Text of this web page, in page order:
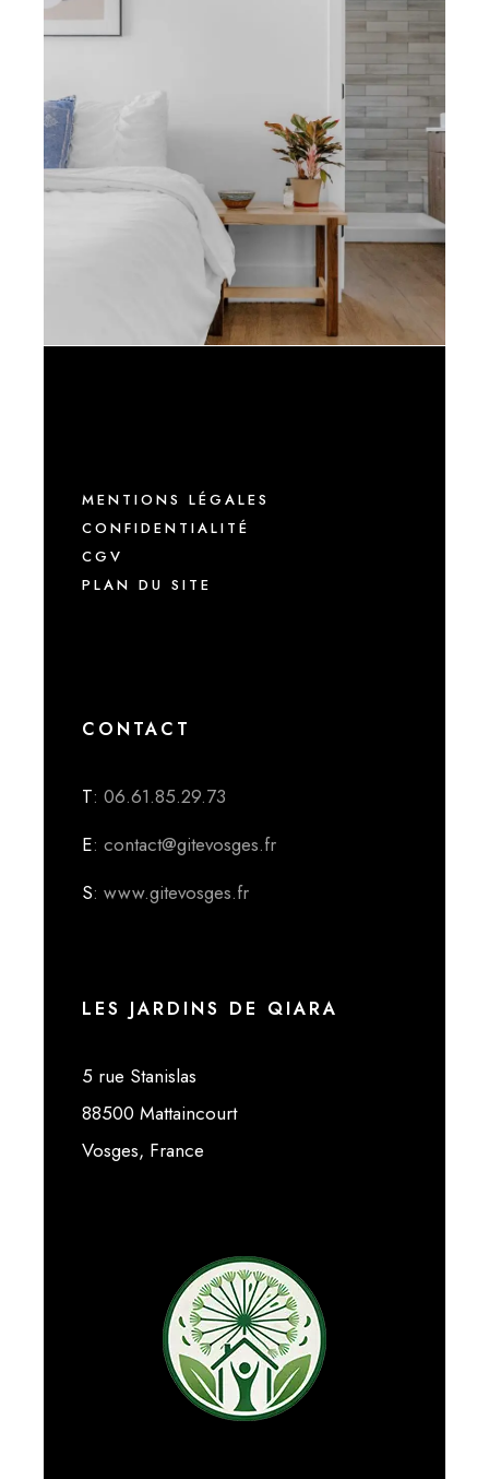
10/14/2020
S.DONNATE@ORANGE.FR
MENTIONS LÉGALES
CONFIDENTIALITÉ
CGV
PLAN DU SITE
CONTACT
T: 06.61.85.29.73
E: contact@gitevosges.fr
S: www.gitevosges.fr
LES JARDINS DE QIARA
5 rue Stanislas
88500 Mattaincourt
Vosges, France